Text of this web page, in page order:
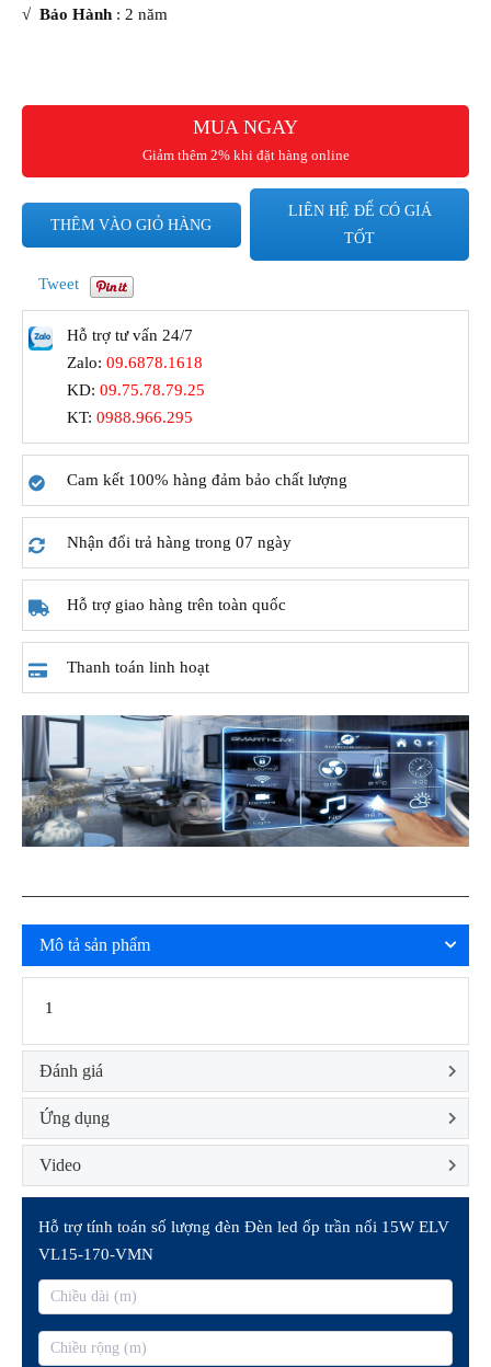
√ Bảo Hành : 2 năm
MUA NGAY
Giảm thêm 2% khi đặt hàng online
THÊM VÀO GIỎ HÀNG
LIÊN HỆ ĐỂ CÓ GIÁ
TỐT
Tweet
Hỗ trợ tư vấn 24/7
Zalo: 09.6878.1618
KD: 09.75.78.79.25
KT: 0988.966.295
Cam kết 100% hàng đảm bảo chất lượng
Nhận đổi trả hàng trong 07 ngày
Hỗ trợ giao hàng trên toàn quốc
Thanh toán linh hoạt
Mô tả sản phẩm
1
Đánh giá
Ứng dụng
Video
Hỗ trợ tính toán số lượng đèn Đèn led ốp trần nổi 15W ELV
VL15-170-VMN